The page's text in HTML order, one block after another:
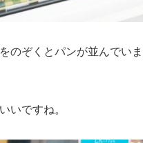
のぞくとパンが並んでいま
いですね。